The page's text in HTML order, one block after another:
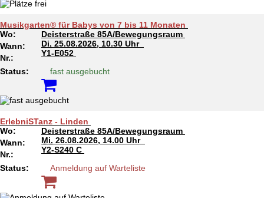
Musikgarten® für Babys von 7 bis 11 Monaten
Wo:
Deisterstraße 85A/Bewegungsraum
Wann:
Di. 25.08.2026, 10.30 Uhr
Nr.:
Y1-E052
Status:
fast ausgebucht
ErlebniSTanz - Linden
Wo:
Deisterstraße 85A/Bewegungsraum
Wann:
Mi. 26.08.2026, 14.00 Uhr
Nr.:
Y2-S240 C
Status:
Anmeldung auf Warteliste